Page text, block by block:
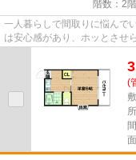
階数：2
一人暮らしで間取りに悩んで
は安心感があり、ホッとさせ
(